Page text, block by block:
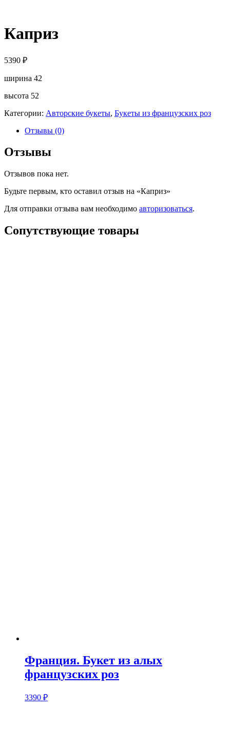
Каприз
5390 ₽
ширина 42
высота 52
Категории: Авторские букеты, Букеты из французских роз
Отзывы (0)
Отзывы
Отзывов пока нет.
Будьте первым, кто оставил отзыв на «Каприз»
Для отправки отзыва вам необходимо авторизоваться.
Сопутствующие товары
Франция. Букет из алых
французских роз
3390 ₽